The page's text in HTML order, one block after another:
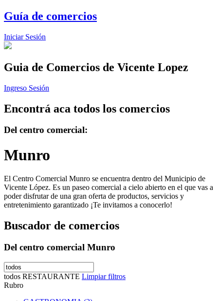
Guía de comercios
Iniciar Sesión
Guia de Comercios de Vicente Lopez
Ingreso Sesión
Encontrá aca todos los comercios
Del centro comercial:
Munro
El Centro Comercial Munro se encuentra dentro del Municipio de
Vicente López. Es un paseo comercial a cielo abierto en el que vas a
poder disfrutar de una gran oferta de productos, servicios y
entretenimiento garantizado ¡Te invitamos a conocerlo!
Buscador de comercios
Del centro comercial Munro
todos RESTAURANTE Limpiar filtros
Rubro